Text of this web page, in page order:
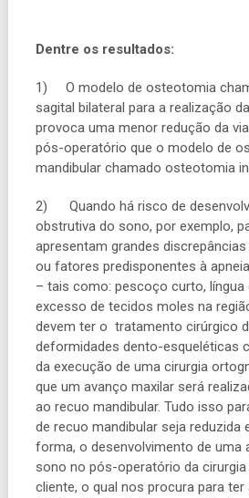
Dentre os resultados:
1)
O modelo de osteotomia
sagital bilateral para a realização
provoca uma menor redução da
pós-operatório que o modelo de
mandibular chamado osteotomia
2)
Quando há risco de
obstrutiva do sono, por exemplo,
apresentam grandes
ou fatores predisponentes à apne
– tais como: pescoço curto, língua
excesso de tecidos moles na
devem ter o tratamento cirúrgico
deformidades dento-esqueléticas
da execução de uma cirurgia
que um avanço maxilar será
ao recuo mandibular. Tudo isso
de recuo mandibular seja reduzida
forma, o desenvolvimento de uma
sono no pós-operatório da
cliente, o qual nos procura para ter